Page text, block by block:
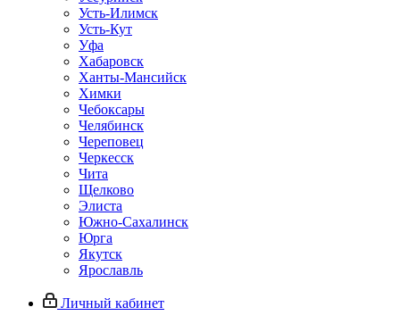
Усть-Илимск
Усть-Кут
Уфа
Хабаровск
Ханты-Мансийск
Химки
Чебоксары
Челябинск
Череповец
Черкесск
Чита
Щелково
Элиста
Южно-Сахалинск
Юрга
Якутск
Ярославль
Личный кабинет